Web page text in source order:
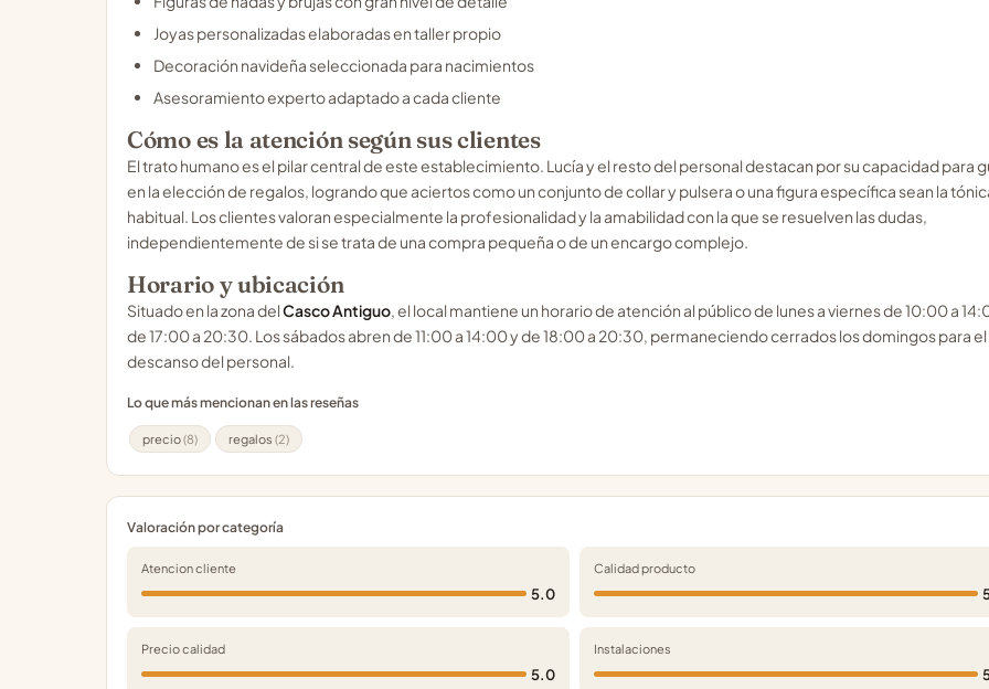
Joyas personalizadas elaboradas en taller propio
Decoración navideña seleccionada para nacimientos
Asesoramiento experto adaptado a cada cliente
Cómo es la atención según sus clientes
El trato humano es el pilar central de este establecimiento. Lucía y el resto del personal destacan por su capacidad para
en la elección de regalos, logrando que aciertos como un conjunto de collar y pulsera o una figura específica sean la
habitual. Los clientes valoran especialmente la profesionalidad y la amabilidad con la que se resuelven las dudas,
independientemente de si se trata de una compra pequeña o de un encargo complejo.
Horario y ubicación
Situado en la zona delCasco Antiguo, el local mantiene un horario de atención al público de lunes a viernes de 10:00 a
de 17:00 a 20:30. Los sábados abren de 11:00 a 14:00 y de 18:00 a 20:30, permaneciendo cerrados los domingos para el
descanso del personal.
Lo que más mencionan en las reseñas
precio(8) regalos (2)
Valoración por categoría
Atencion cliente
5.0
Calidad producto
Precio calidad
5.0
Instalaciones